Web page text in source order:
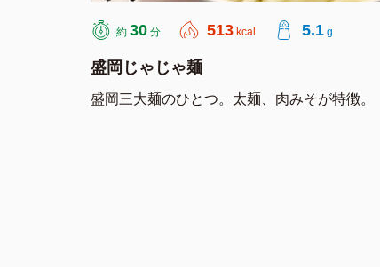
約 30 分 513 kcal 5.1 g
盛岡じゃじゃ麺
盛岡三大麺のひとつ。太麺、肉みそが特徴。